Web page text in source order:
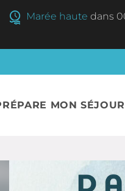
Marée haute dans
MON SÉJOUR